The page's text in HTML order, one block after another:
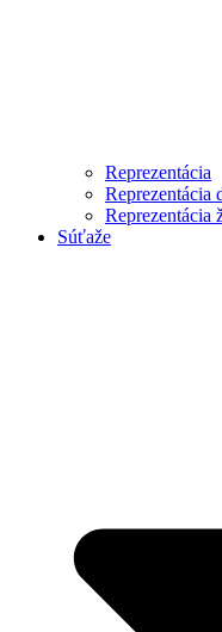
Reprezentácia
Reprezentácia
Reprezentácia
Súťaže